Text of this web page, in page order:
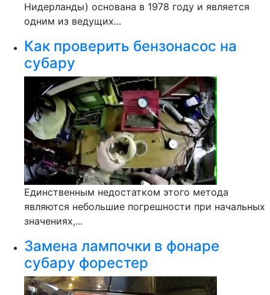
Нидерланды) основана в 1978 году и является
одним из ведущих...
Как проверить бензонасос на
субару
Единственным недостатком этого метода
являются небольшие погрешности при начальных
значениях,...
Замена лампочки в фонаре
субару форестер